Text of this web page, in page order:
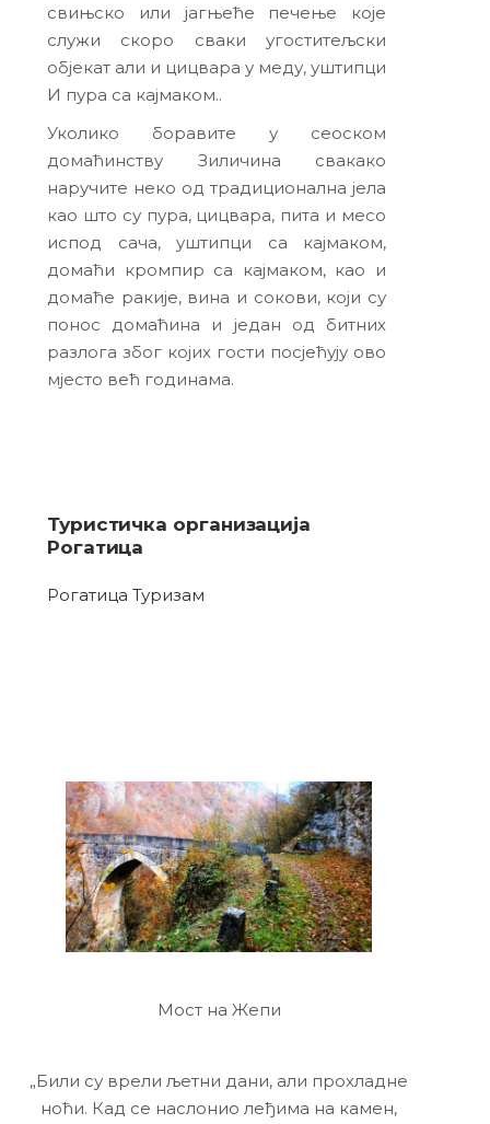
свињско или јагњеће печење које
служи скоро сваки угоститељски
објекат али и цицвара у меду, уштипци
И пура са кајмаком..
Уколико боравите у сеоском
домаћинству Зиличина свакако
наручите неко од традиционална јела
као што су пура, цицвара, пита и месо
испод сача, уштипци са кајмаком,
домаћи кромпир са кајмаком, као и
домаће ракије, вина и сокови, који су
понос домаћина и један од битних
разлога због којих гости посјећују ово
мјесто већ годинама.
Туристичка организација
Рогатица
Рогатица Туризам
Мост на Жепи
„Били су врели љетни дани, али прохладне
ноћи. Кад се наслонио леђима на камен,